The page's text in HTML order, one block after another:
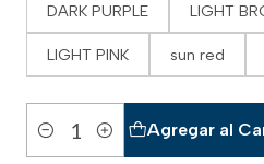
DARK PURPLE LIGHT
LIGHT PINK sun red
Cantidad
Agregar al